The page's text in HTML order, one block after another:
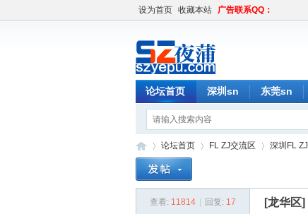
设为首页 收藏本站 广告联系QQ：
论坛首页 深圳sn 东莞sn
»
论坛首页
›
FL ZJ交流区 深圳FL ZJ
查看: 11814 回复: 17 [龙华区]